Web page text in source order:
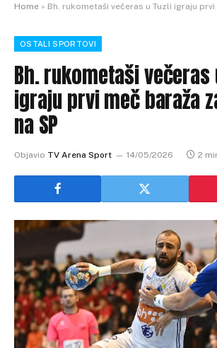
Home » Bh. rukometaši večeras u Tuzli igraju prvi meč
OSTALI SPORTOVI
Bh. rukometaši večeras
igraju prvi meč baraža
na SP
Objavio TV Arena Sport 14/05/2026 2